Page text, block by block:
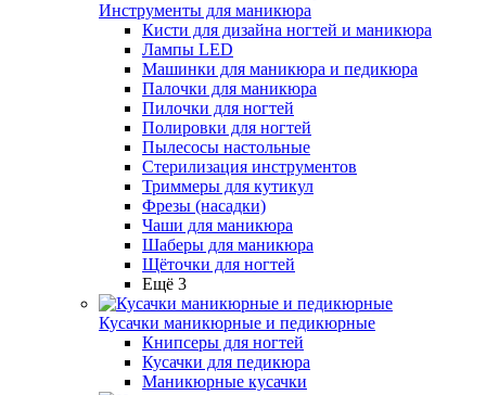
Инструменты для маникюра
Кисти для дизайна ногтей и маникюра
Лампы LED
Машинки для маникюра и педикюра
Палочки для маникюра
Пилочки для ногтей
Полировки для ногтей
Пылесосы настольные
Стерилизация инструментов
Триммеры для кутикул
Фрезы (насадки)
Чаши для маникюра
Шаберы для маникюра
Щёточки для ногтей
Ещё 3
Кусачки маникюрные и педикюрные
Книпсеры для ногтей
Кусачки для педикюра
Маникюрные кусачки